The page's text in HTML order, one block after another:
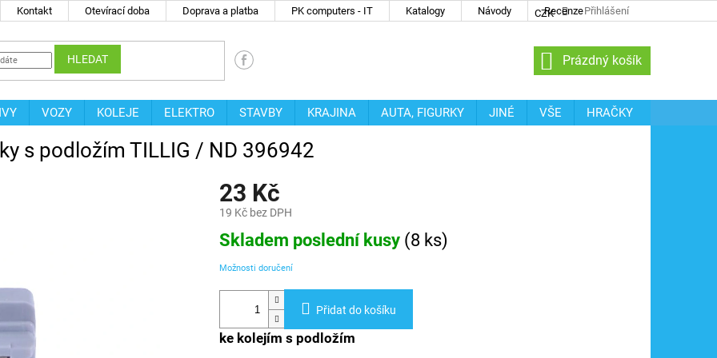
Kontakt Otevírací doba Doprava a platba PK computers - IT Katalogy Návody Recenze
CZK Přihlášení
HLEDAT
NÁKUPNÍ
KOŠÍK
Prázdný košík
VOZY KOLEJE ELEKTRO STAVBY KRAJINA AUTA, FIGURKY JINÉ VŠE
HRAČKY
s podložím TILLIG / ND 396942
23 Kč
19 Kč bez DPH
Měrná
cena:
Skladem poslední kusy (8 ks)
Možnosti doručení
Přidat do košíku
ke kolejím s podložím